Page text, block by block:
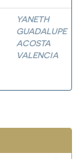
YANETH
GUADALUPE
ACOSTA
VALENCIA